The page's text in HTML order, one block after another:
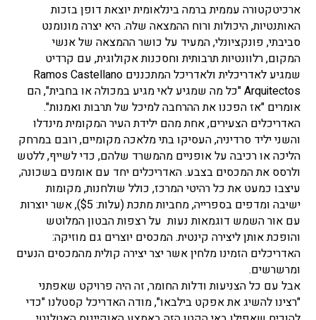
ארכיטקטורה עממית ברמה בינלאומית יוצאת דופן בזכות
האותנטיות, היכולות ורוח ההמצאה שלה. היא יצרה מונומנט
סביבתי, פונקציונלי, המעיד על כושר ההמצאה של אנשי
המקום, רלוונטיות תרבותית וחסכנות אקולוגית, עם קרדיט
שמגיע לאדריכלית ולאדריכל המתכננים Ramos Castellano
Arquitectos "כל מה שמגיע לאי מגיע במכולה או בחבית", הם
אומרים "אז הפכנו את ההרחבה למיכל של תרבות ואמנות".
האדריכלים הצעירים, אחת מהם ילידת העיר המקומית מינדלו
והשני יליד סרדיניה, העסיקו בתי מלאכה מקומיים, רובם במרחק
הליכה או רכיבה על אופניים מהמשרד שלהם, כדי לשייף, ללטש
ולרסס את המכסים בצבע. האדריכלים יחד עם אומנים בשכונה,
עיצבו כמעט את כל רהיטי המרכז, כולל שולחנות, מקומות
ישיבה ומדפים בספרייה, מחביות מתכת (עלות: $5), אשר יוצרות
עם אור השמש דוגמאות נעות על רצפות הבטון המלוטש
והופכת אותן ליצירה קינטית. המכסים יוצרים גם מוזיקה:
האדריכלים הזמינו מלחין אשר יצר יצירה קולית מהמכסים הנעים
ומרשרשים.
אבל עם כל הצניעות ודלות החומר, זה היה פרויקט שאפתני
"רצינו להשיג את אפקט בילבאו", מודה האדריכל קסטלנו "כדי